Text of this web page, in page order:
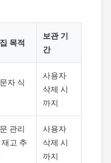
목적
보관 기
간
자 식
사용자
삭제 시
까지
관리
고 추
사용자
삭제 시
까지